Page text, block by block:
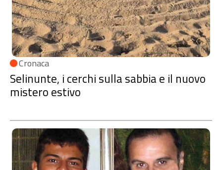
Cronaca
Selinunte, i cerchi sulla sabbia e il nuovo
mistero estivo